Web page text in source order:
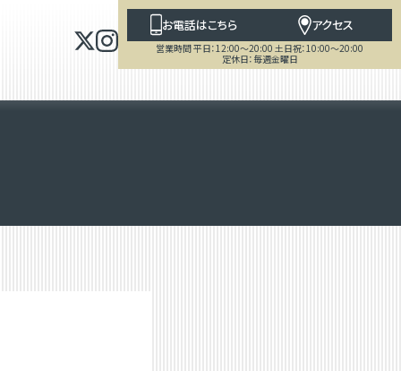
お電話はこちら アクセス
営業時間 平日：12:00～20:00 土日祝：10:00～20:00
定休日：毎週金曜日